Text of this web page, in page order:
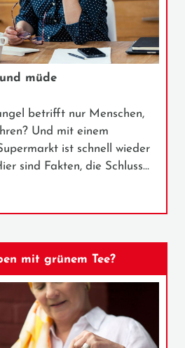
müde
betrifft nur Menschen,
Und mit einem
ist schnell wieder
sind Fakten, die Schluss…
mit grünem Tee?